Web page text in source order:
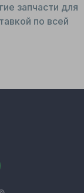
запчасти для
по всей